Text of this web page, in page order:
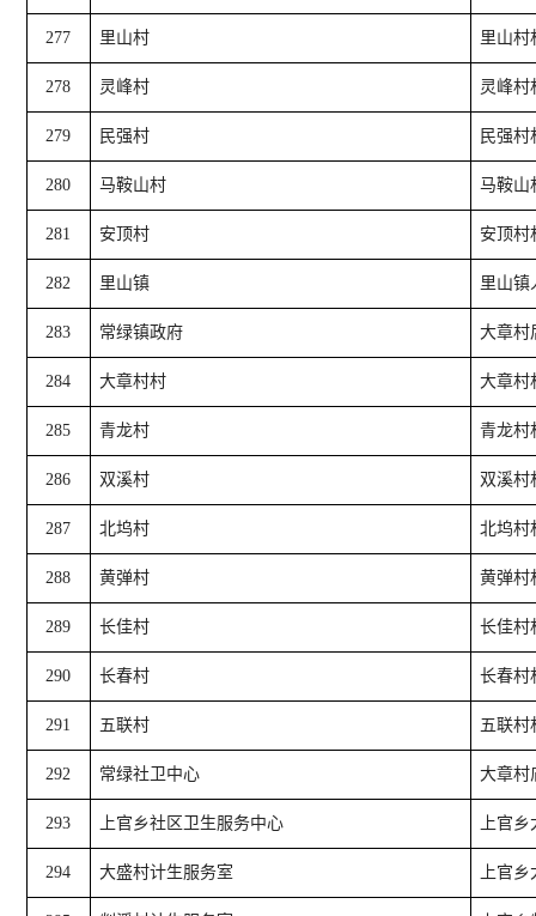
277 里山村 里山村
278 灵峰村 灵峰村
279 民强村 民强村
280 马鞍山村 马鞍山
281 安顶村 安顶村
282 里山镇 里山镇
283 常绿镇政府 大章村
284 大章村村 大章村
285 青龙村 青龙村
286 双溪村 双溪村
287 北坞村 北坞村
288 黄弹村 黄弹村
289 长佳村 长佳村
290 长春村 长春村
291 五联村 五联村
292 常绿社卫中心 大章村
293 上官乡社区卫生服务中心 上官
294 大盛村计生服务室 上官